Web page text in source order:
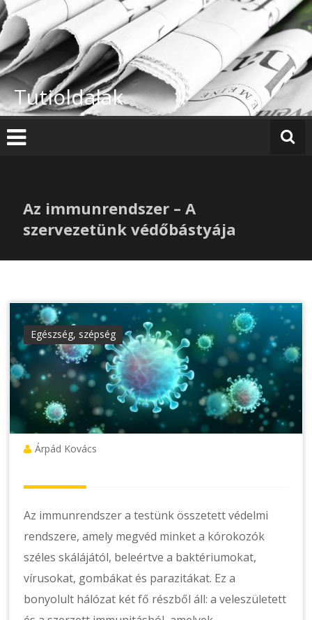
Skip
to
content
Tutioldalak
Az immunrendszer – A
szervezetünk védőbástyája
Egészség, szépség
Árpád Kovács
Az immunrendszer a testünk összetett védelmi
rendszere, amely megvéd minket a kórokozók
széles skálájától, beleértve a baktériumokat,
vírusokat, gombákat és parazitákat. Ez a
bonyolult hálózat két fő részből áll: a veleszületett